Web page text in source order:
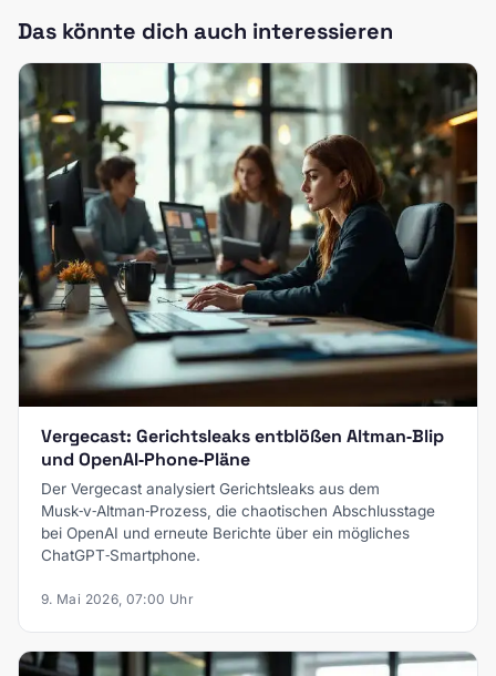
Das könnte dich auch interessieren
Vergecast: Gerichtsleaks entblößen Altman‑Blip
und OpenAI‑Phone‑Pläne
Der Vergecast analysiert Gerichtsleaks aus dem
Musk‑v‑Altman‑Prozess, die chaotischen Abschlusstage
bei OpenAI und erneute Berichte über ein mögliches
ChatGPT‑Smartphone.
9. Mai 2026, 07:00 Uhr